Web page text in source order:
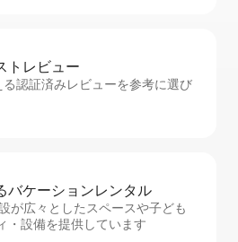
ト⁠レ⁠ビ⁠ュ⁠ー
認証済みレビューを参考に選び
バ⁠ケ⁠ー⁠シ⁠ョ⁠ンレ⁠ン⁠タ⁠ル
が広々としたスペースや子ども
・設備を提供しています